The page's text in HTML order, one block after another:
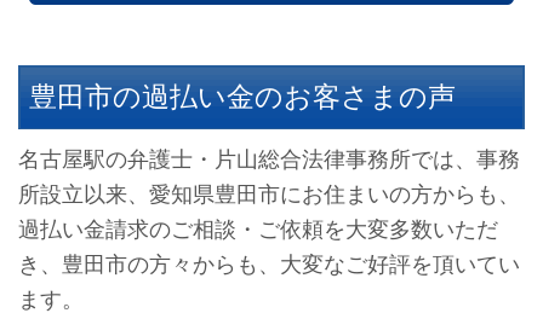
豊田市の過払い金のお客さまの声
名古屋駅の弁護士・片山総合法律事務所では、事務
所設立以来、愛知県豊田市にお住まいの方からも、
過払い金請求のご相談・ご依頼を大変多数いただ
き、豊田市の方々からも、大変なご好評を頂いてい
ます。